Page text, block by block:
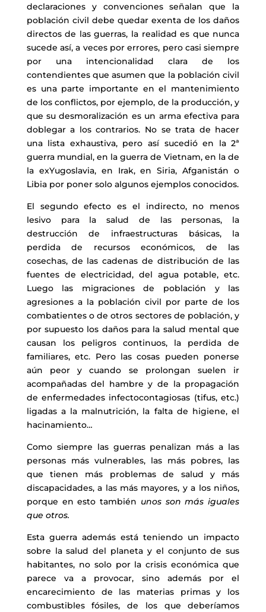
declaraciones y convenciones señalan que la
población civil debe quedar exenta de los daños
directos de las guerras, la realidad es que nunca
sucede así, a veces por errores, pero casi siempre
por una intencionalidad clara de los
contendientes que asumen que la población civil
es una parte importante en el mantenimiento
de los conflictos, por ejemplo, de la producción, y
que su desmoralización es un arma efectiva para
doblegar a los contrarios. No se trata de hacer
una lista exhaustiva, pero así sucedió en la 2ª
guerra mundial, en la guerra de Vietnam, en la de
la exYugoslavia, en Irak, en Siria, Afganistán o
Libia por poner solo algunos ejemplos conocidos.
El segundo efecto es el indirecto, no menos
lesivo para la salud de las personas, la
destrucción de infraestructuras básicas, la
perdida de recursos económicos, de las
cosechas, de las cadenas de distribución de las
fuentes de electricidad, del agua potable, etc.
Luego las migraciones de población y las
agresiones a la población civil por parte de los
combatientes o de otros sectores de población, y
por supuesto los daños para la salud mental que
causan los peligros continuos, la perdida de
familiares, etc. Pero las cosas pueden ponerse
aún peor y cuando se prolongan suelen ir
acompañadas del hambre y de la propagación
de enfermedades infectocontagiosas (tifus, etc.)
ligadas a la malnutrición, la falta de higiene, el
hacinamiento…
Como siempre las guerras penalizan más a las
personas más vulnerables, las más pobres, las
que tienen más problemas de salud y más
discapacidades, a las más mayores, y a los niños,
porque en esto también unos son más iguales
que otros.
Esta guerra además está teniendo un impacto
sobre la salud del planeta y el conjunto de sus
habitantes, no solo por la crisis económica que
parece va a provocar, sino además por el
encarecimiento de las materias primas y los
combustibles fósiles, de los que deberíamos